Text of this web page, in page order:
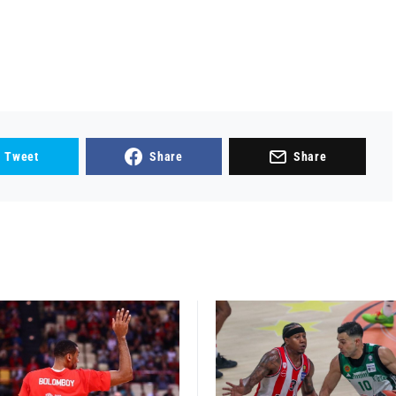
Tweet Share Share